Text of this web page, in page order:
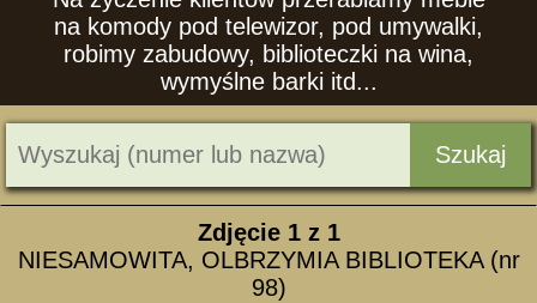
na komody pod telewizor, pod umywalki,
robimy zabudowy, biblioteczki na wina,
wymyślne barki itd...
Szukaj
Zdjęcie 1z 1
NIESAMOWITA, OLBRZYMIA BIBLIOTEKA (nr
98)